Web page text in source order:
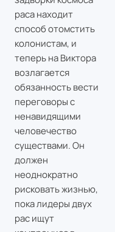
раса находит
способ отомстить
колонистам, и
теперь на Виктора
возлагается
обязанность вести
переговоры с
ненавидящими
человечество
существами. Он
должен
неоднократно
рисковать жизнью,
пока лидеры двух
рас ищут